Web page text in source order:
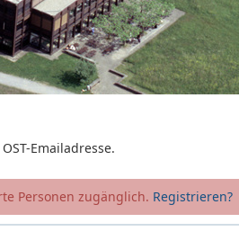
Emailadresse.
Personen zugänglich. Registrieren?